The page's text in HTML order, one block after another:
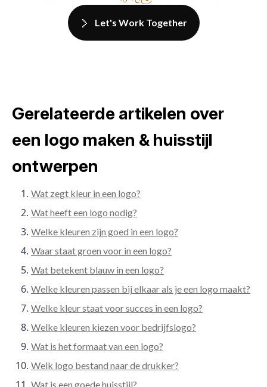
Let's Work Together
Gerelateerde artikelen over
een logo maken & huisstijl
ontwerpen
Wat zegt kleur in een logo?
Wat heeft een logo nodig?
Welke kleuren zijn goed in een logo?
Waar staat groen voor in een logo?
Wat betekent blauw in een logo?
Welke kleuren passen bij elkaar als je een logo maakt?
Welke kleur staat voor succes in een logo?
Welke kleuren kiezen voor bedrijfslogo?
Wat is het formaat van een logo?
Welk logo bestand naar de drukker?
Wat is een goede huisstijl?